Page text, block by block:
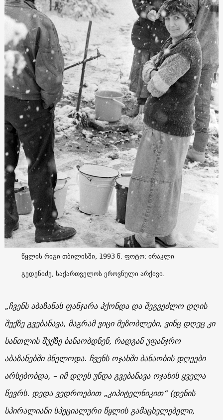
წყლის რიგი თბილისში, 1993 წ. ფოტო: ირაკლი
გედენიძე, საქართველოს ეროვნული არქივი.
„ჩვენს აბაზანას ფანჯარა ჰქონდა და შეგვეძლო დღის
შუქზე გვებანავა, მაგრამ ვიცი მეზობლები, ვინც დღეც კი
სანთლის შუქზე ბანაობდნენ, რადგან უფანჯრო
აბაზანებში ბნელოდა. ჩვენს ოჯახში ბანაობის დღეები
არსებობდა, – იმ დღეს უნდა გვებანავა ოჯახის ყველა
წევრს. დედა ვედროებით „კიპიტელნიკით“ (დენის
სპირალიანი სპეციალური წყლის გამაცხელებელი,